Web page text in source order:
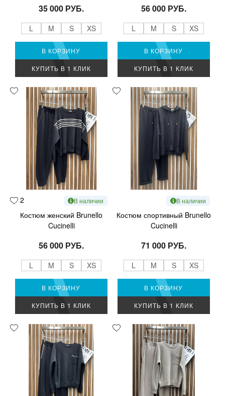
35 000 РУБ.
L M S XS
В КОРЗИНУ
КУПИТЬ В 1 КЛИК
56 000 РУБ.
L M S XS
В КОРЗИНУ
КУПИТЬ В 1 КЛИК
2 В наличии
Костюм женский Brunello
Cucinelli
56 000 РУБ.
L M S XS
В КОРЗИНУ
КУПИТЬ В 1 КЛИК
В наличии
Костюм спортивный Brunello
Cucinelli
71 000 РУБ.
L M S XS
В КОРЗИНУ
КУПИТЬ В 1 КЛИК